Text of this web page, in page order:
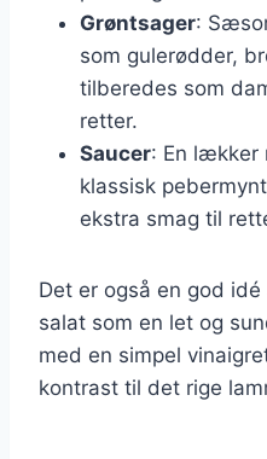
Grøntsager:
som gulerødder,
tilberedes som
retter.
Saucer: En lækker
klassisk
ekstra smag til
Det er også en god
salat som en let og
med en simpel
kontrast til det rige